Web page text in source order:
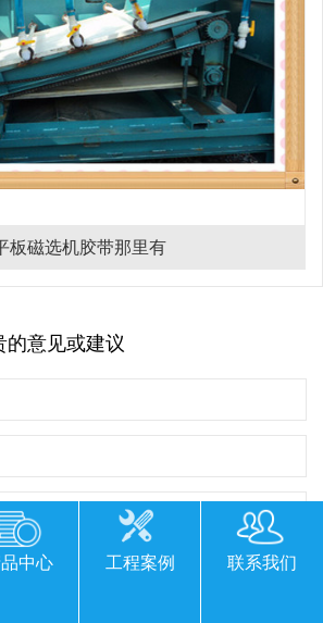
板磁选机胶带那里有
的意见或建议
中心 工程案例 联系我们